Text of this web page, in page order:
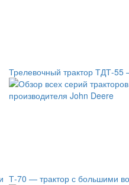
Трелевочный трактор ТДТ-
Т-70 — трактор с большими